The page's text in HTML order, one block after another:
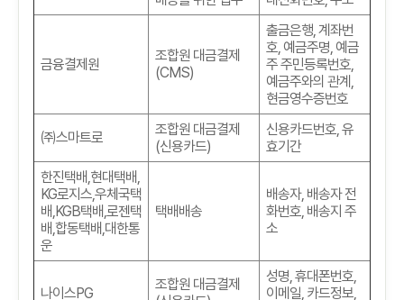
금융결제원
조합원 대금결제
(CMS)
출금은행,계좌번
호, 예금주명, 예금
주 주민등록번호,
예금주와의 관계 ,
현금영수증번호
㈜스마트로
조합원 대금결제
(신용카드)
신용카드번호,유
효기간
한진택배,현대택배,
KG로지스,우체국택
배,KGB택배,로젠택
배,합동택배,대한통
운
택배배송
배송자, 배송자 전
화번호, 배송지 주
소
나이스PG
조합원 대금결제
성명,휴대폰번호,
이메일, 카드정보,